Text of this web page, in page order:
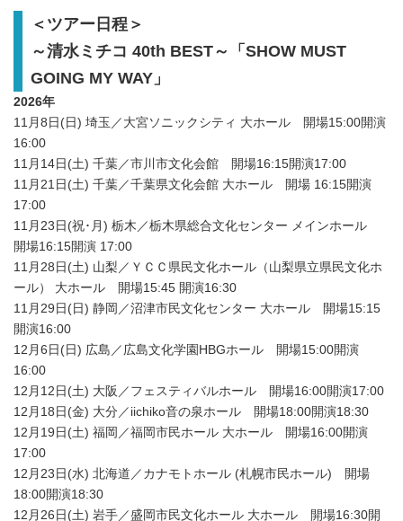
＜ツアー日程＞
～清水ミチコ 40th BEST～「SHOW MUST
GOING MY WAY」
2026年
11月8日(日) 埼玉／大宮ソニックシティ 大ホール 開場15:00開演
16:00
11月14日(土) 千葉／市川市文化会館 開場16:15開演17:00
11月21日(土) 千葉／千葉県文化会館 大ホール 開場 16:15開演
17:00
11月23日(祝･月) 栃木／栃木県総合文化センター メインホール
開場16:15開演 17:00
11月28日(土) 山梨／ＹＣＣ県民文化ホール（山梨県立県民文化ホ
ール） 大ホール 開場15:45 開演16:30
11月29日(日) 静岡／沼津市民文化センター 大ホール 開場15:15
開演16:00
12月6日(日) 広島／広島文化学園HBGホール 開場15:00開演
16:00
12月12日(土) 大阪／フェスティバルホール 開場16:00開演17:00
12月18日(金) 大分／iichiko音の泉ホール 開場18:00開演18:30
12月19日(土) 福岡／福岡市民ホール 大ホール 開場16:00開演
17:00
12月23日(水) 北海道／カナモトホール (札幌市民ホール) 開場
18:00開演18:30
12月26日(土) 岩手／盛岡市民文化ホール 大ホール 開場16:30開